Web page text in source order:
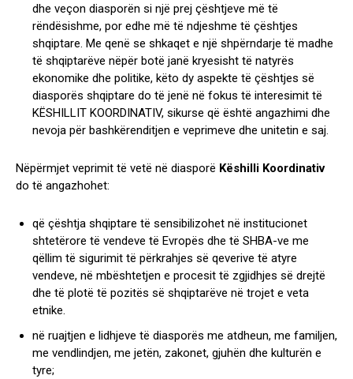
dhe veçon diasporën si një prej çështjeve më të
rëndësishme, por edhe më të ndjeshme të çështjes
shqiptare. Me qenë se shkaqet e një shpërndarje të madhe
të shqiptarëve nëpër botë janë kryesisht të natyrës
ekonomike dhe politike, këto dy aspekte të çështjes së
diasporës shqiptare do të jenë në fokus të interesimit të
KËSHILLIT KOORDINATIV, sikurse që është angazhimi dhe
nevoja për bashkërenditjen e veprimeve dhe unitetin e saj.
Nëpërmjet veprimit të vetë në diasporë Këshilli Koordinativ
do të angazhohet:
që çështja shqiptare të sensibilizohet në institucionet
shtetërore të vendeve të Evropës dhe të SHBA-ve me
qëllim të sigurimit të përkrahjes së qeverive të atyre
vendeve, në mbështetjen e procesit të zgjidhjes së drejtë
dhe të plotë të pozitës së shqiptarëve në trojet e veta
etnike.
në ruajtjen e lidhjeve të diasporës me atdheun, me familjen,
me vendlindjen, me jetën, zakonet, gjuhën dhe kulturën e
tyre;